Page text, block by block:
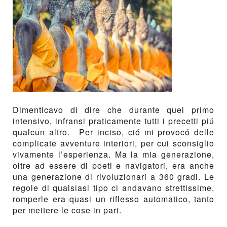
Dimenticavo di dire che durante quel primo
intensivo, infransi praticamente tutti i precetti piú
qualcun altro. Per inciso, ció mi provocó delle
complicate avventure interiori, per cui sconsiglio
vivamente l’esperienza. Ma la mia generazione,
oltre ad essere di poeti e navigatori, era anche
una generazione di rivoluzionari a 360 gradi. Le
regole di qualsiasi tipo ci andavano strettissime,
romperle era quasi un riflesso automatico, tanto
per mettere le cose in pari.